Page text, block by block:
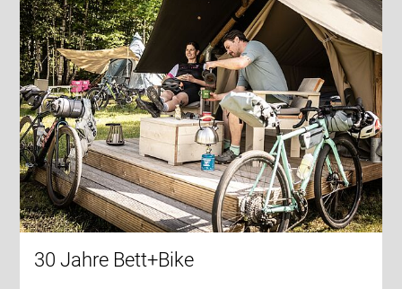
30 Jahre Bett+Bike